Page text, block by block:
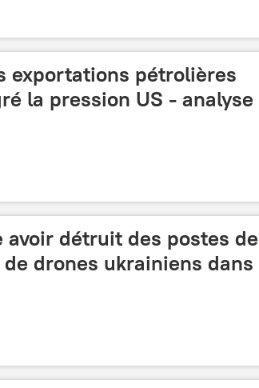
exportations pétrolières
la pression US - analyse
avoir détruit des postes de
drones ukrainiens dans